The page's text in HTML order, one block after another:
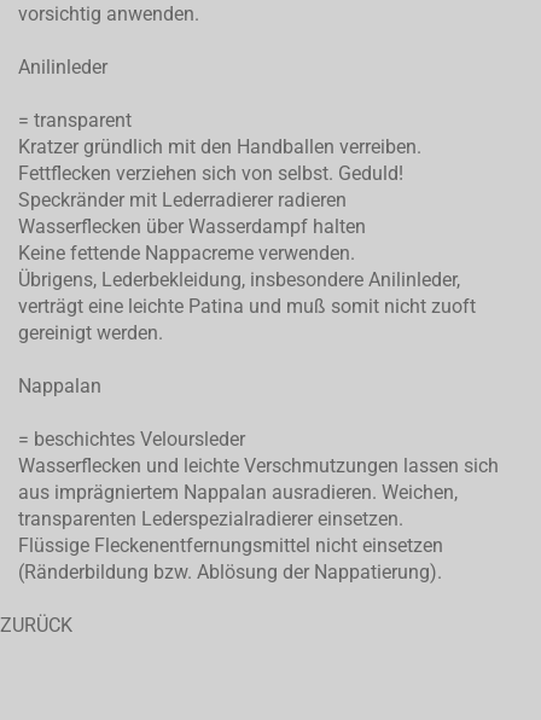
vorsichtig anwenden.
Anilinleder
= transparent
Kratzer gründlich mit den Handballen verreiben.
Fettflecken verziehen sich von selbst. Geduld!
Speckränder mit Lederradierer radieren
Wasserflecken über Wasserdampf halten
Keine fettende Nappacreme verwenden.
Übrigens, Lederbekleidung, insbesondere Anilinleder,
verträgt eine leichte Patina und muß somit nicht zuoft
gereinigt werden.
Nappalan
= beschichtes Veloursleder
Wasserflecken und leichte Verschmutzungen lassen sich
aus imprägniertem Nappalan ausradieren. Weichen,
transparenten Lederspezialradierer einsetzen.
Flüssige Fleckenentfernungsmittel nicht einsetzen
(Ränderbildung bzw. Ablösung der Nappatierung).
ZURÜCK